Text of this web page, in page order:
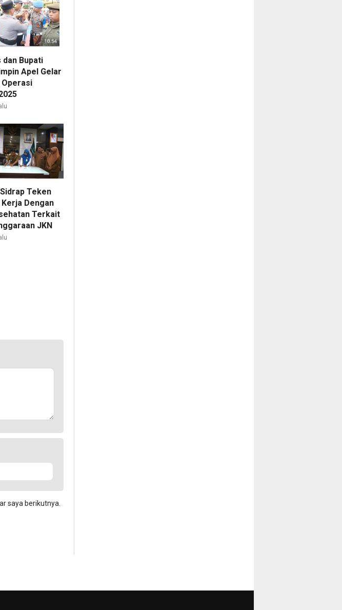
dan Bupati
Apel Gelar
Operasi
Teken
Kerja Dengan
Terkait
JKN
saya berikutnya.